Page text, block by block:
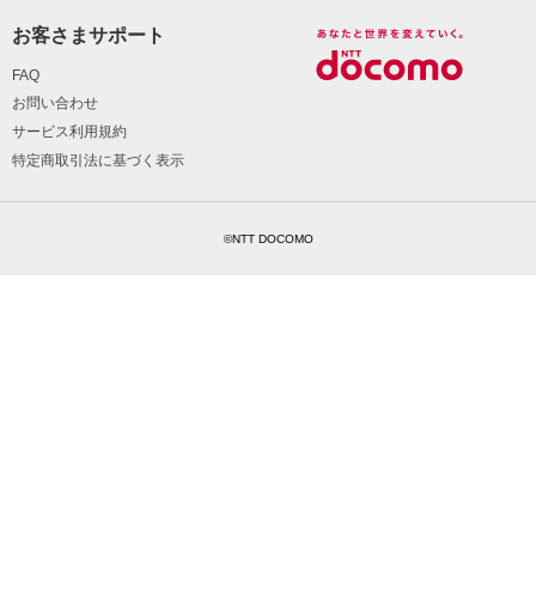
お客さまサポート
FAQ
お問い合わせ
サービス利用規約
特定商取引法に基づく表示
©NTT DOCOMO